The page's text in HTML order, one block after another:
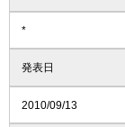
*
発表日
2010/09/13